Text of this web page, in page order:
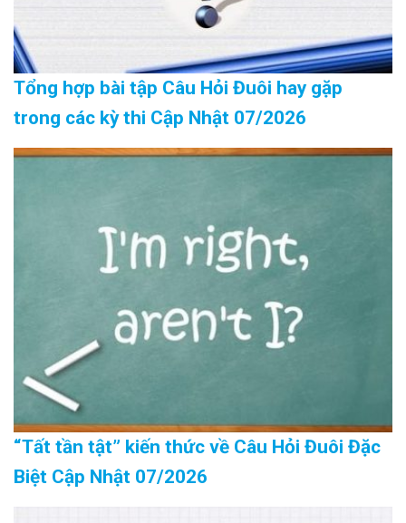
Tổng hợp bài tập Câu Hỏi Đuôi hay gặp
trong các kỳ thi Cập Nhật 07/2026
“Tất tần tật” kiến thức về Câu Hỏi Đuôi Đặc
Biệt Cập Nhật 07/2026